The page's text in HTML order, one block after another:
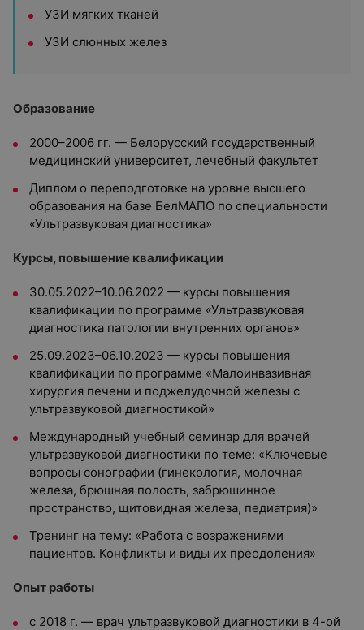
УЗИ мягких тканей
УЗИ слюнных желез
Образование
2000–2006 гг. — Белорусский государственный
медицинский университет, лечебный факультет
Диплом о переподготовке на уровне высшего
образования на базе БелМАПО по специальности
«Ультразвуковая диагностика»
Курсы, повышение квалификации
30.05.2022–10.06.2022 — курсы повышения
квалификации по программе «Ультразвуковая
диагностика патологии внутренних органов»
25.09.2023–06.10.2023 — курсы повышения
квалификации по программе «Малоинвазивная
хирургия печени и поджелудочной железы с
ультразвуковой диагностикой»
Международный учебный семинар для врачей
ультразвуковой диагностики по теме: «Ключевые
вопросы сонографии (гинекология, молочная
железа, брюшная полость, забрюшинное
пространство, щитовидная железа, педиатрия)»
Тренинг на тему: «Работа с возражениями
пациентов. Конфликты и виды их преодоления»
Опыт работы
с 2018 г. — врач ультразвуковой диагностики в 4-ой